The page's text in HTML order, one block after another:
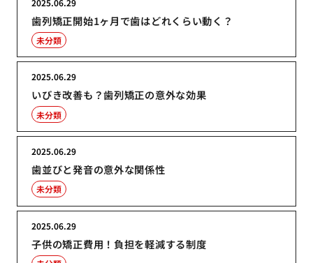
歯列矯正開始1ヶ月で歯はどれくらい動く？
未分類
いびき改善も？歯列矯正の意外な効果
2025.06.29
未分類
歯並びと発音の意外な関係性
2025.06.29
未分類
子供の矯正費用！負担を軽減する制度
2025.06.29